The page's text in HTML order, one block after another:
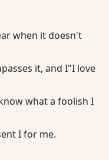
when it doesn't
it, and I"I love
what a foolish I
I for me.